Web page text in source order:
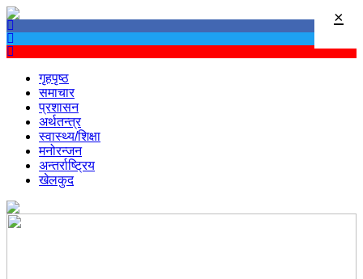
गृहपृष्ठ
समाचार
प्रशासन
अर्थतन्त्र
स्वास्थ्य/शिक्षा
मनोरन्जन
अन्तर्राष्ट्रिय
खेलकुद
×